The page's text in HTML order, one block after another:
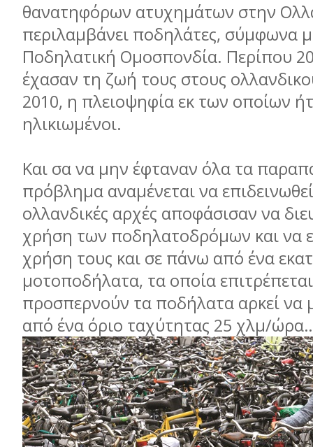
θανατηφόρων ατυχημάτων στην
περιλαμβάνει ποδηλάτες, σύμφωνα
Ποδηλατική Ομοσπονδία. Περίπου
έχασαν τη ζωή τους στους
2010, η πλειοψηφία εκ των οποίων
ηλικιωμένοι.
Και σα να μην έφταναν όλα τα
πρόβλημα αναμένεται να
ολλανδικές αρχές αποφάσισαν να
χρήση των ποδηλατοδρόμων και να
χρήση τους και σε πάνω από ένα
μοτοποδήλατα, τα οποία
προσπερνούν τα ποδήλατα αρκεί να
από ένα όριο ταχύτητας 25 χλμ/